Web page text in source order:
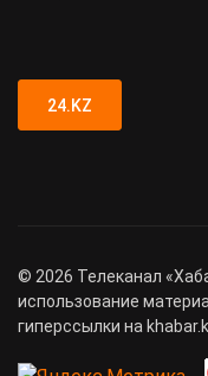
24.KZ
© 2026 Телеканал
использование
гиперссылки на